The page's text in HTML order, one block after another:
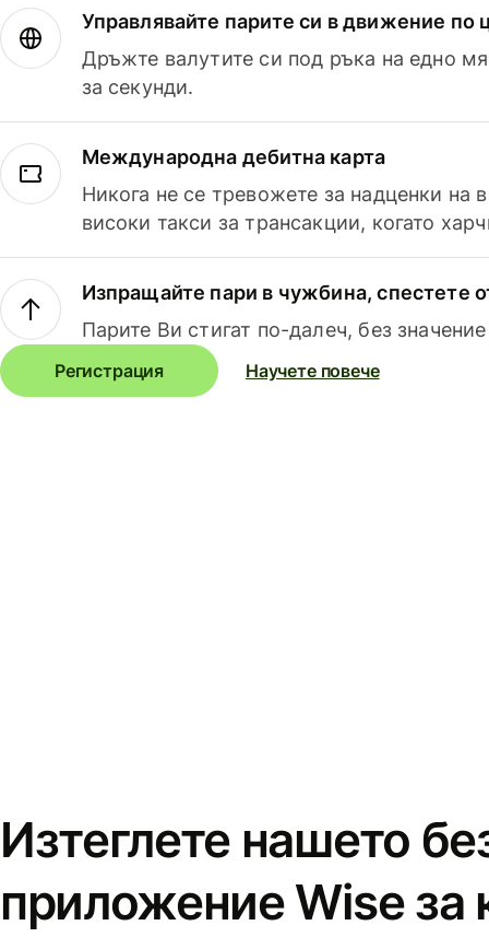
Управлявайте парите си в движение по
Дръжте валутите си под ръка на едно
за секунди.
Международна дебитна карта
Никога не се тревожете за надценки на
високи такси за трансакции, когато
Изпращайте пари в чужбина, спестете
Парите Ви стигат по-далеч, без
Регистрация Научете повече
Изтеглете нашето
приложение Wise за